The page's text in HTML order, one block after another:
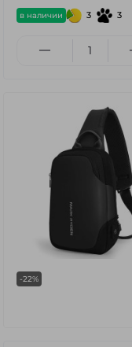
в наличии 3 3
-22%